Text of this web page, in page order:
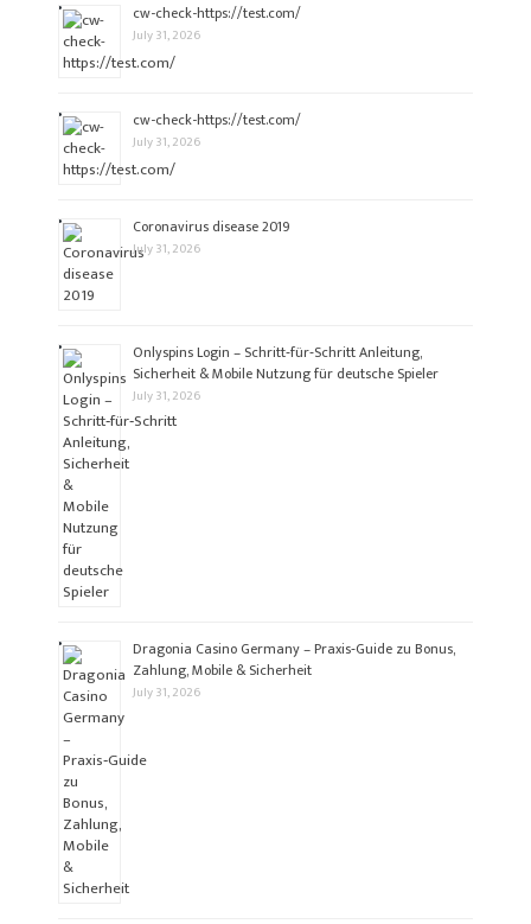
cw-check-https://test.com/
July 31, 2026
cw-check-https://test.com/
July 31, 2026
Coronavirus disease 2019
July 31, 2026
Onlyspins Login – Schritt‑für‑Schritt Anleitung,
Sicherheit & Mobile Nutzung für deutsche Spieler
July 31, 2026
Dragonia Casino Germany – Praxis‑Guide zu Bonus,
Zahlung, Mobile & Sicherheit
July 31, 2026